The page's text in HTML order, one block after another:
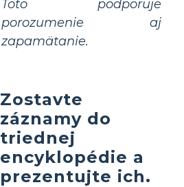
Toto podporuje
porozumenie aj
zapamätanie.
Zostavte
záznamy do
triednej
encyklopédie a
prezentujte ich.